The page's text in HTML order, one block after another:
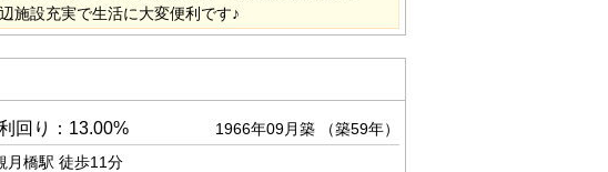
施設充実で生活に大変便利です♪
回り：13.00% 1966年09月築
（築59年）
月橋駅 徒歩11分